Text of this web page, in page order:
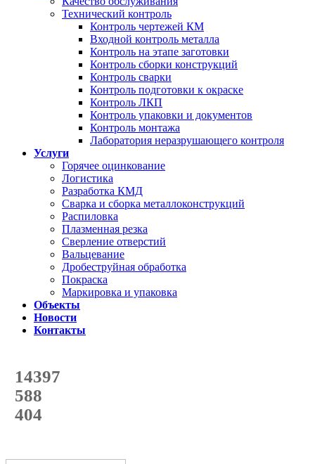
Технический контроль
Контроль чертежей КМ
Входной контроль металла
Контроль на этапе заготовки
Контроль сборки конструкций
Контроль сварки
Контроль подготовки к окраске
Контроль ЛКП
Контроль упаковки и документов
Контроль монтажа
Лаборатория неразрушающего контроля
Услуги
Горячее оцинкование
Логистика
Разработка КМД
Сварка и сборка металлоконструкций
Распиловка
Плазменная резка
Сверление отверстий
Вальцевание
Дробеструйная обработка
Покраска
Маркировка и упаковка
Объекты
Новости
Контакты
14397
с начала года
588
с начала месяца
404
с начала недели